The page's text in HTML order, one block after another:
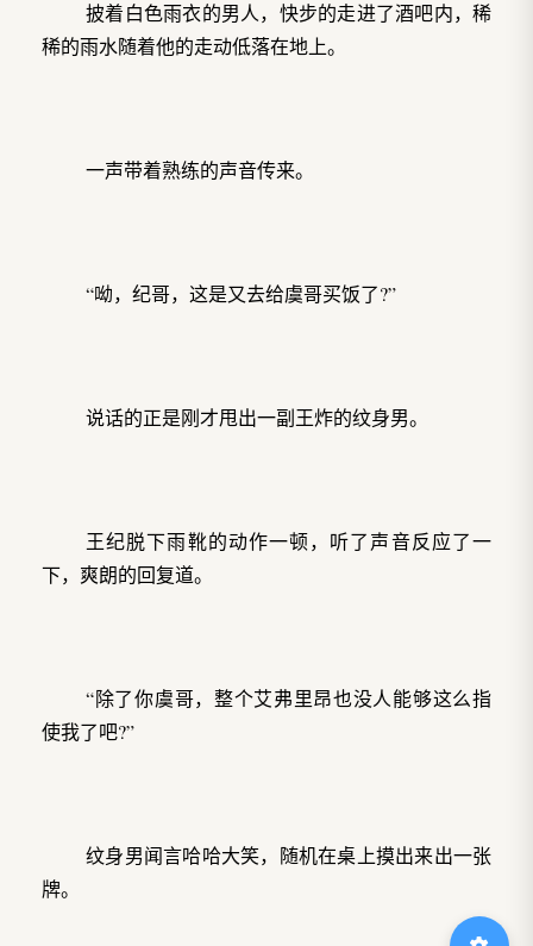
披着白色雨衣的男人，快步的走进了酒吧内，稀
稀的雨水随着他的走动低落在地上。
一声带着熟练的声音传来。
“呦，纪哥，这是又去给虞哥买饭了?”
说话的正是刚才甩出一副王炸的纹身男。
王纪脱下雨靴的动作一顿，听了声音反应了一
下，爽朗的回复道。
“除了你虞哥，整个艾弗里昂也没人能够这么指
使我了吧?”
纹身男闻言哈哈大笑，随机在桌上摸出来出一张
牌。